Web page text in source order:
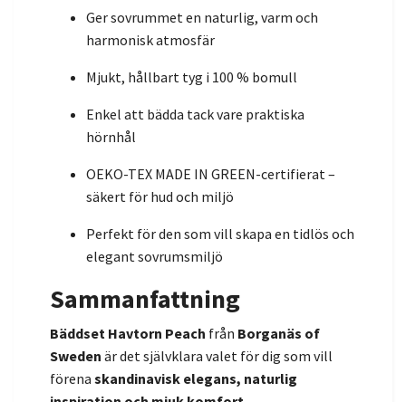
Ger sovrummet en naturlig, varm och
harmonisk atmosfär
Mjukt, hållbart tyg i 100 % bomull
Enkel att bädda tack vare praktiska
hörnhål
OEKO-TEX MADE IN GREEN-certifierat –
säkert för hud och miljö
Perfekt för den som vill skapa en tidlös och
elegant sovrumsmiljö
Sammanfattning
Bäddset Havtorn Peach från Borganäs of
Sweden är det självklara valet för dig som vill
förena skandinavisk elegans, naturlig